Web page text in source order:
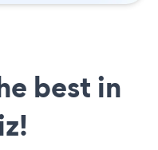
best in